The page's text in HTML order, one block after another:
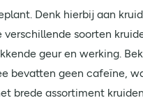
Denk hierbij aan
soorten
geur en werking.
bevatten geen cafeïne,
brede assortiment